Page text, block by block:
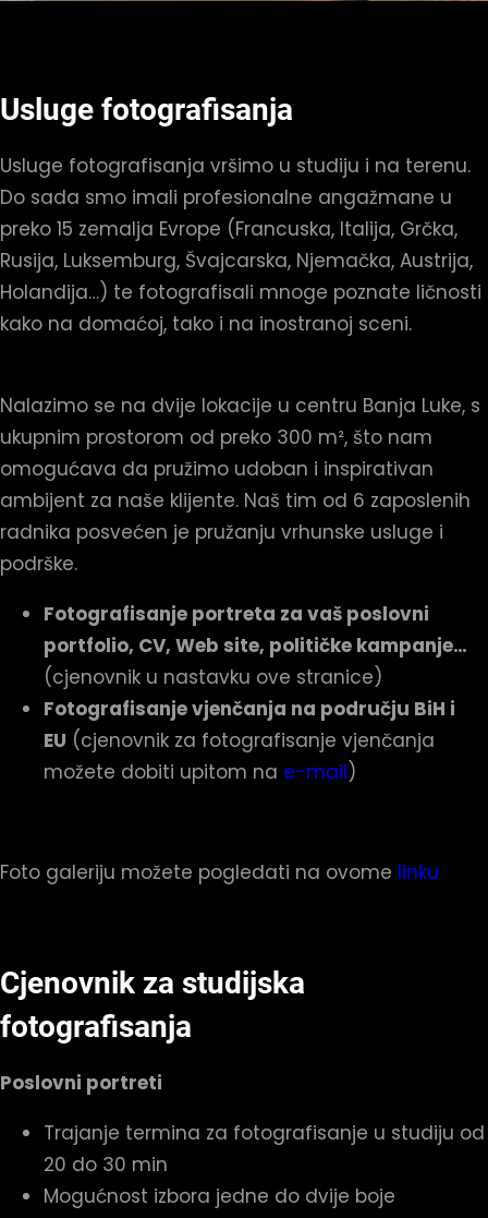
Usluge fotografisanja
Usluge fotografisanja vršimo u studiju i na terenu.
Do sada smo imali profesionalne angažmane u
preko 15 zemalja Evrope (Francuska, Italija, Grčka,
Rusija, Luksemburg, Švajcarska, Njemačka, Austrija,
Holandija…) te fotografisali mnoge poznate ličnosti
kako na domaćoj, tako i na inostranoj sceni.
Nalazimo se na dvije lokacije u centru Banja Luke, s
ukupnim prostorom od preko 300 m², što nam
omogućava da pružimo udoban i inspirativan
ambijent za naše klijente. Naš tim od 6 zaposlenih
radnika posvećen je pružanju vrhunske usluge i
podrške.
Fotografisanje portreta za vaš poslovni
portfolio, CV, Web site, političke kampanje…
(cjenovnik u nastavku ove stranice)
Fotografisanje vjenčanja na području BiH i
EU (cjenovnik za fotografisanje vjenčanja
možete dobiti upitom na e-mail)
Foto galeriju možete pogledati na ovome linku
Cjenovnik za studijska
fotografisanja
Poslovni portreti
Trajanje termina za fotografisanje u studiju od
20 do 30 min
Mogućnost izbora jedne do dvije boje